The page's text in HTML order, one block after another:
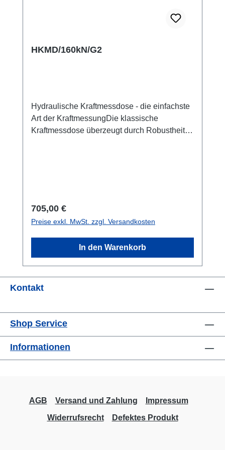
HKMD/160kN/G2
Hydraulische Kraftmessdose - die einfachste
Art der KraftmessungDie klassische
Kraftmessdose überzeugt durch Robustheit
komfortabel abgelesen werden. Der rote
Zeiger kann nach der Messung per
Drehrädchen auf die Nullposition
zurückgesetzt werden. Die Kraftmessdose
ähnliche Anwendungen. Die Kraft sollte
langsam und planparallel aufgebracht
NennlastAblesegenauigkeit: ca. 1% der
NennlastGenauigkeitsklasse: 2% der
Nennlast Lieferung inkl. Kalibrierzertifikat
(rückführbar auf das nationale Kraftnormal) in
10 Stufen.Datenblatt
Regulärer Preis:
705,00 €
Preise exkl. MwSt. zzgl. Versandkosten
In den Warenkorb
Kontakt
Shop Service
Informationen
AGB Versand und Zahlung
Impressum
Widerrufsrecht
Defektes Produkt